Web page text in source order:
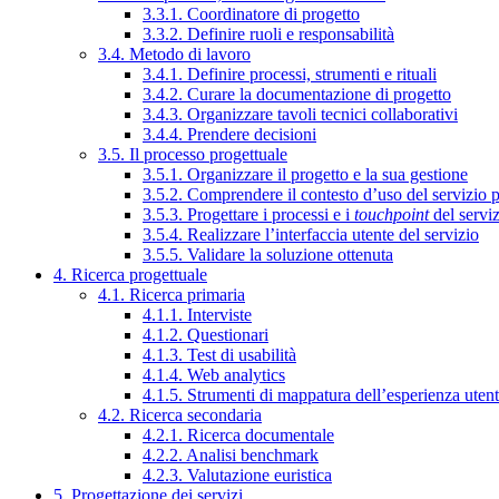
3.3.1. Coordinatore di progetto
3.3.2. Definire ruoli e responsabilità
3.4. Metodo di lavoro
3.4.1. Definire processi, strumenti e rituali
3.4.2. Curare la documentazione di progetto
3.4.3. Organizzare tavoli tecnici collaborativi
3.4.4. Prendere decisioni
3.5. Il processo progettuale
3.5.1. Organizzare il progetto e la sua gestione
3.5.2. Comprendere il contesto d’uso del servizio
3.5.3. Progettare i processi e i touchpointdel
3.5.4. Realizzare l’interfaccia utente del servizio
3.5.5. Validare la soluzione ottenuta
4. Ricerca progettuale
4.1. Ricerca primaria
4.1.1. Interviste
4.1.2. Questionari
4.1.3. Test di usabilità
4.1.4. Web analytics
4.1.5. Strumenti di mappatura dell’esperienza
4.2. Ricerca secondaria
4.2.1. Ricerca documentale
4.2.2. Analisi benchmark
4.2.3. Valutazione euristica
5. Progettazione dei servizi